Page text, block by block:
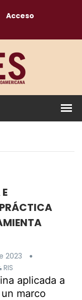
Acceso
2023
RIS
aplicada a
marco